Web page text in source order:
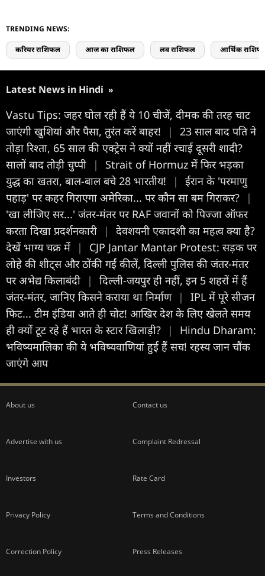
TRENDING NEWS:
करियर राशिफल आज का राशिफल लव राशिफल आर्थिक
Latest News in Hindi »
Vastu Tips: जहर घोल रही हैं ये 10 चीजें, दीमक की तरह चाट
जाएंगी खुशियां और पैसा, तुरंत करें बाहर!
|
23 साल बाद पति ने
तोड़ा रिश्ता, 65 साल की एक्ट्रेस ने क्यों नहीं रचाई दूसरी शादी?
सालों बाद तोड़ी चुप्पी
|
Strait of Hormuz में फिर भड़का
युद्ध का खतरा, बाल-बाल बचे 28 भारतीय!
|
ईरान के 'परमाणु
पहाड़' पर कहर गिराएगा अमेरिका... पर कौन सा बम गिराकर?
|
'खा लीजिए सर...' जंतर-मंतर पर RAF जवानों को पिज्जा ऑफर
करता दिखा प्रदर्शनकारी
|
देवशयनी एकादशी का महत्व क्या है?
देखें भाग्य चक्र में
|
CJP Jantar Mantar Protest: सड़क पर
लोहे की शीट्स और ठोंकी गईं कीलें, दिल्ली पुलिस की जंतर-मंतर
पर अभेद्य किलाबंदी
|
दिल्ली-जयपुर ही नहीं, इन 5 शहरों में हैं
जंतर-मंतर, जानिए किसने कराया था निर्माण |
IPL में पूरे सीजन
फिट... टीम इंडिया आते ही चोट! आखिर देश के लिए खेलते समय
ही क्यों टूट रहे हैं भारत के स्टार खिलाड़ी?
|
Hindu Dharam:
भविष्यमालिका की ये भविष्यवाणियां हुई हैं सच! रहस्य जान चौंक
जाएंगे आप
About us Contact us
Advertise with us Complaint Redressal
Investors Rate Card
Privacy Policy Terms and Conditions
Correction Policy Press Releases